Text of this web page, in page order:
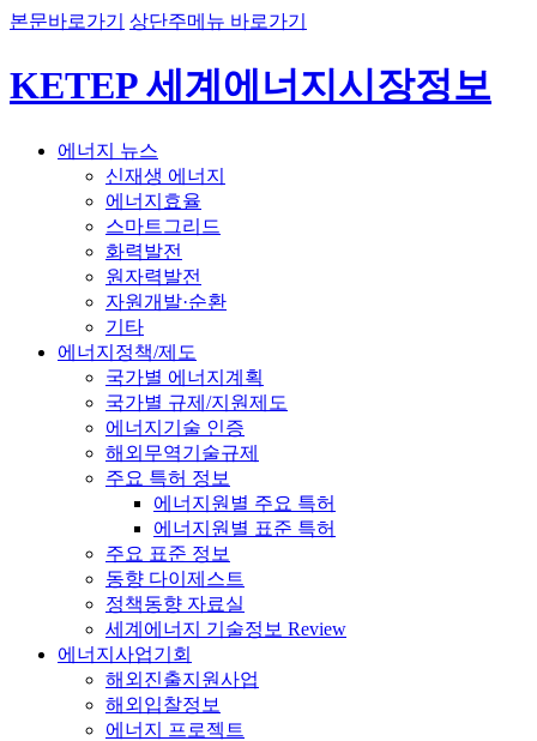
본문바로가기 상단주메뉴 바로가기
KETEP 세계에너지시장정보
에너지 뉴스
신재생 에너지
에너지효율
스마트그리드
화력발전
원자력발전
자원개발·순환
기타
에너지정책/제도
국가별 에너지계획
국가별 규제/지원제도
에너지기술 인증
해외무역기술규제
주요 특허 정보
에너지원별 주요 특허
에너지원별 표준 특허
주요 표준 정보
동향 다이제스트
정책동향 자료실
세계에너지 기술정보 Review
에너지사업기회
해외진출지원사업
해외입찰정보
에너지 프로젝트